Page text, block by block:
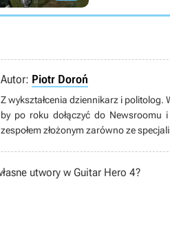
Autor: Piotr Doroń
Z wykształcenia dziennikarz i politolog.
by po roku dołączyć do Newsroomu
zespołem złożonym zarówno ze
gier (długo by wymieniać ulubione
utwory w Guitar Hero 4?